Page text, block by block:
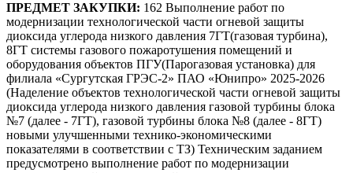
ПРЕДМЕТ ЗАКУПКИ: 162 Выполнение работ по
модернизации технологической части огневой защиты
диоксида углерода низкого давления 7ГТ(газовая турбина),
8ГТ системы газового пожаротушения помещений и
оборудования объектов ПГУ(Парогазовая установка) для
филиала «Сургутская ГРЭС-2» ПАО «Юнипро» 2025-2026
(Наделение объектов технологической части огневой защиты
диоксида углерода низкого давления газовой турбины блока
№7 (далее - 7ГТ), газовой турбины блока №8 (далее - 8ГТ)
новыми улучшенными технико-экономическими
показателями в соответствии с ТЗ) Техническим заданием
предусмотрено выполнение работ по модернизации